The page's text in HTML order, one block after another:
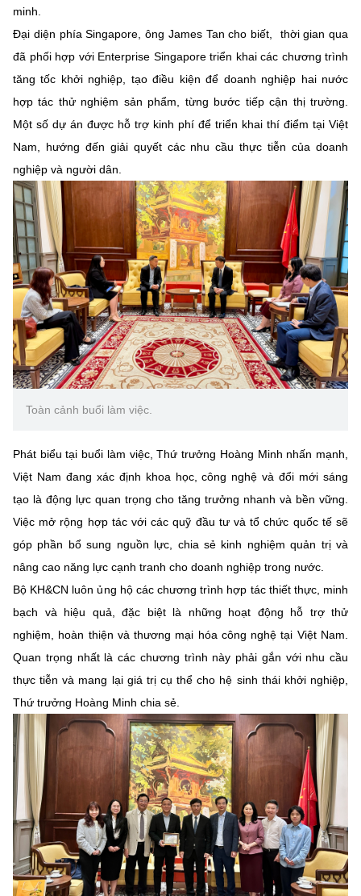
Tin địa phương
Sở hữu trí tuệ
Tiêu chuẩn, đo lường, chất lượng
Năng lượng nguyên tử
Infographic
Voice
Chọn ngôn ngữ
Vietnamese English
BỘ KHOA HỌC VÀ CÔNG NGHỆ
MINISTRY OF SCIENCE AND TECHNOLOGY
Điều khoản sử dụng Theo dõi MST: Góp ý
Cơ quan chủ quản: Bộ Khoa học và Công nghệ (MST)
Chịu trách nhiệm nội dung: Nguyễn Thị Hải Hằng
Liên hệ
Điện thoại: 024 3936 9506
Email:
stc@mst.gov.vn
(Ghi rõ nguồn "https://mst.gov.vn" khi phát hành lại thông tin từ
website này)
minh.
Đại diện phía Singapore, ông James Tancho biết, thời gian qua
đã phối hợp với Enterprise Singapore triển khai các chương trình
tăng tốc khởi nghiệp, tạo điều kiện để doanh nghiệp hai nước
hợp tác thử nghiệm sản phẩm, từng bước tiếp cận thị trường.
Một số dự án được hỗ trợ kinh phí để triển khai thí điểm tại Việt
Nam, hướng đến giải quyết các nhu cầu thực tiễn của doanh
nghiệp và người dân.
Toàn cảnh buổi làm việc.
Phát biểu tại buổi làm việc, Thứ trưởng Hoàng Minh nhấn mạnh,
Việt Nam đang xác định khoa học, công nghệ và đổi mới sáng
tạo là động lực quan trọng cho tăng trưởng nhanh và bền vững.
Việc mở rộng hợp tác với các quỹ đầu tư và tổ chức quốc tế sẽ
góp phần bổ sung nguồn lực, chia sẻ kinh nghiệm quản trị và
nâng cao năng lực cạnh tranh cho doanh nghiệp trong nước.
Bộ KH&CN luôn ủng hộ các chương trình hợp tác thiết thực, minh
bạch và hiệu quả, đặc biệt là những hoạt động hỗ trợ thử
nghiệm, hoàn thiện và thương mại hóa công nghệ tại Việt Nam.
Quan trọng nhất là các chương trình này phải gắn với nhu cầu
thực tiễn và mang lại giá trị cụ thể cho hệ sinh thái khởi nghiệp,
Thứ trưởng Hoàng Minh chia sẻ.